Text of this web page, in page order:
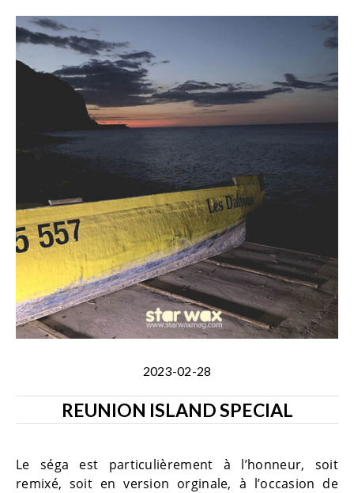
2023-02-28
REUNION ISLAND SPECIAL
Le séga est particulièrement à l’honneur, soit
remixé, soit en version orginale, à l’occasion de